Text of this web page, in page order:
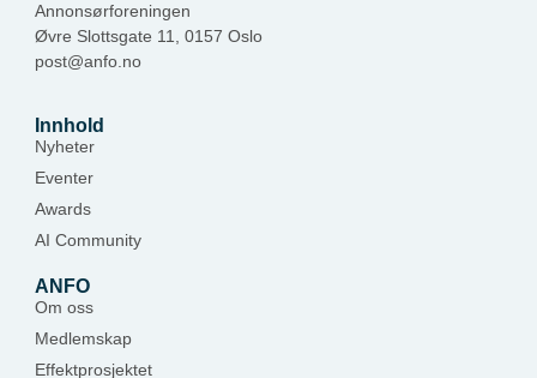
Annonsørforeningen
Øvre Slottsgate 11, 0157 Oslo
post@anfo.no
Innhold
Nyheter
Eventer
Awards
AI Community
ANFO
Om oss
Medlemskap
Effektprosjektet